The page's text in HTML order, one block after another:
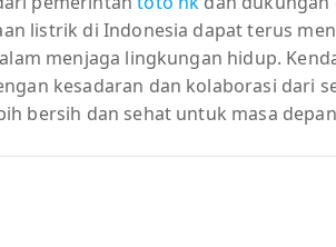
listrik di Indonesia dapat terus
menjaga lingkungan hidup.
kesadaran dan kolaborasi dari
bersih dan sehat untuk masa